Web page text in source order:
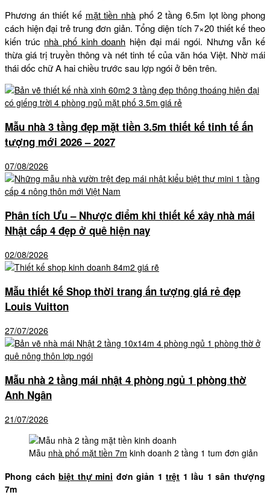
Phương án thiết kế mặt tiền nhà phố 2 tầng 6.5m lọt lòng phong
cách hiện đại trẻ trung đơn giản. Tổng diện tích 7×20 thiết kế theo
kiến trúc nhà phố kinh doanh hiện đại mái ngói. Nhưng vẫn kế
thừa giá trị truyền thông và nét tinh tế của văn hóa Việt. Nhờ mái
thái dốc chữ A hai chiều trước sau lợp ngói ở bên trên.
Mẫu nhà 3 tầng đẹp mặt tiền 3.5m thiết kế tinh tế ấn
tượng mới 2026 – 2027
07/08/2026
Phân tích Ưu – Nhược điểm khi thiết kế xây nhà mái
Nhật cấp 4 đẹp ở quê hiện nay
02/08/2026
Mẫu thiết kế Shop thời trang ấn tượng giá rẻ đẹp
Louis Vuitton
27/07/2026
Mẫu nhà 2 tầng mái nhật 4 phòng ngủ 1 phòng thờ
Anh Ngân
21/07/2026
Mẫu nhà phố mặt tiền 7m kinh doanh 2 tầng 1 tum đơn giản
Phong cáchbiệt thự mini đơn giản 1trệt 1 lầu 1 sân thượng
7m